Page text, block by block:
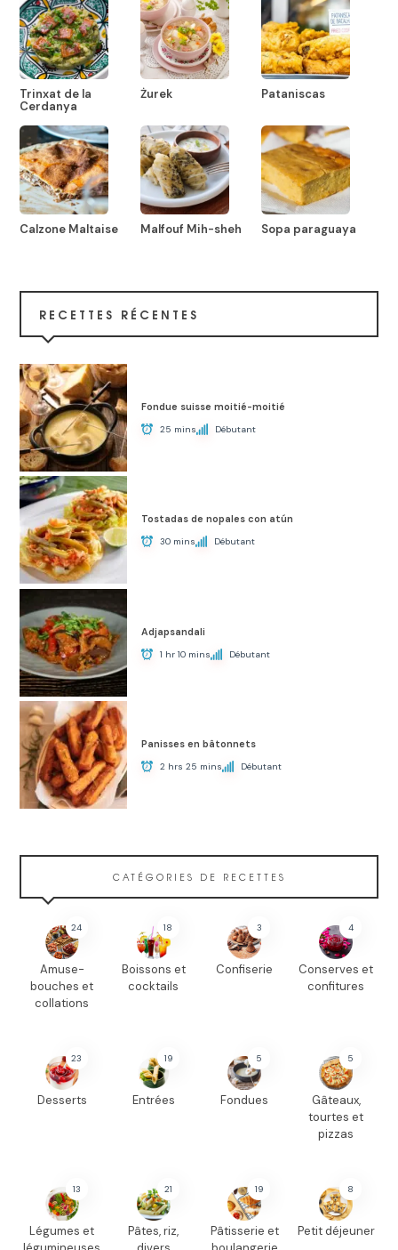
Trinxat de la
Cerdanya
Żurek Pataniscas
Calzone Maltaise Malfouf Mih-sheh Sopa paraguaya
RECETTES RÉCENTES
Fondue suisse moitié-moitié
25 mins Débutant
Tostadas de nopales con atún
30 mins Débutant
Adjapsandali
1 hr 10 mins Débutant
Panisses en bâtonnets
2 hrs 25 mins Débutant
CATÉGORIES DE RECETTES
24
Amuse-
bouches et
collations
18
Boissons et
cocktails
3
Confiserie
4
Conserves et
confitures
23
Desserts
19
Entrées
5
Fondues
5
Gâteaux,
tourtes et
pizzas
13
Légumes et
21
Pâtes, riz,
19
Pâtisserie et
8
Petit déjeuner